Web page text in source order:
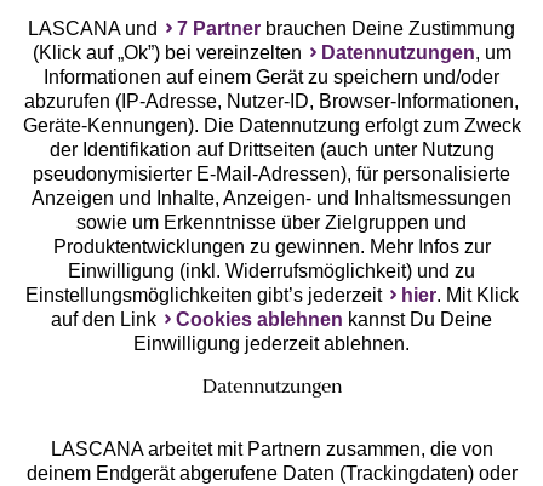
Geprüfte Sicherheit
Unsere Apps
LASCANA und 7 Partner brauchen Deine Zustimmung
(Klick auf „Ok”) bei vereinzelten
Datennutzungen, um
Informationen auf einem Gerät zu speichern und/oder
abzurufen (IP-Adresse, Nutzer-ID, Browser-Informationen,
Geräte-Kennungen). Die Datennutzung erfolgt zum Zweck
der Identifikation auf Drittseiten (auch unter Nutzung
pseudonymisierter E-Mail-Adressen), für personalisierte
Anzeigen und Inhalte, Anzeigen- und Inhaltsmessungen
sowie um Erkenntnisse über Zielgruppen und
Produktentwicklungen zu gewinnen. Mehr Infos zur
Einwilligung (inkl. Widerrufsmöglichkeit) und zu
Einstellungsmöglichkeiten gibt’s jederzeit
hier. Mit Klick
auf den Link
Cookies ablehnen kannst Du Deine
Einwilligung jederzeit ablehnen.
Datennutzungen
LASCANA arbeitet mit Partnern zusammen, die von
deinem Endgerät abgerufene Daten (Trackingdaten) oder